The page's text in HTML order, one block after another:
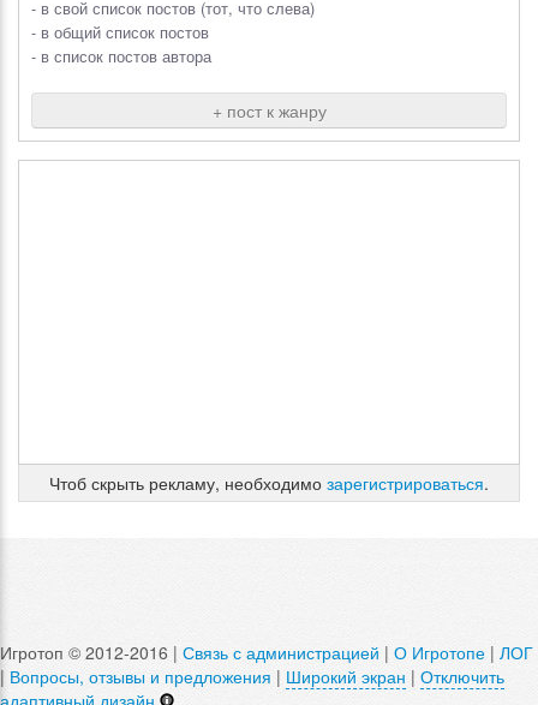
- в свой список постов (тот, что слева)
- в общий список постов
- в список постов автора
+ пост к жанру
Чтоб скрыть рекламу, необходимо зарегистрироваться.
Игротоп © 2012-2016 | Связь с администрацией | О Игротопе | ЛОГ
| Вопросы, отзывы и предложения | Широкий экран | Отключить
адаптивный дизайн